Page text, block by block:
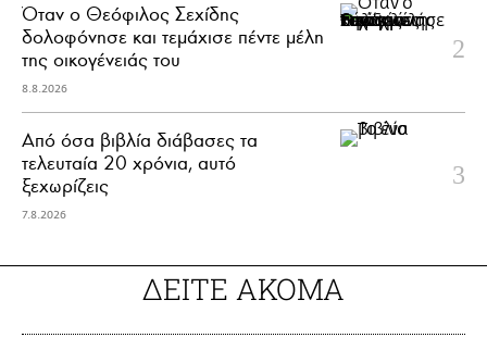
Όταν ο Θεόφιλος Σεχίδης
δολοφόνησε και τεμάχισε πέντε μέλη
της οικογένειάς του
8.8.2026
Από όσα βιβλία διάβασες τα
τελευταία 20 χρόνια, αυτό
ξεχωρίζεις
7.8.2026
ΔΕΙΤΕ ΑΚΟΜΑ